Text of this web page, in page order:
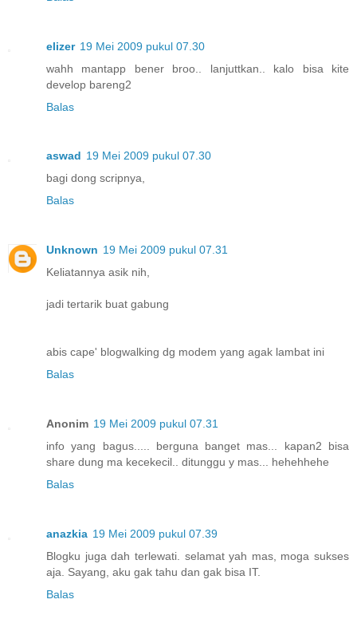
elizer 19 Mei 2009 pukul 07.30
wahh mantapp bener broo.. lanjuttkan.. kalo bisa kite
develop bareng2
Balas
aswad 19 Mei 2009 pukul 07.30
bagi dong scripnya,
Balas
Unknown 19 Mei 2009 pukul 07.31
Keliatannya asik nih,
jadi tertarik buat gabung
abis cape' blogwalking dg modem yang agak lambat ini
Balas
Anonim 19 Mei 2009 pukul 07.31
info yang bagus..... berguna banget mas... kapan2 bisa
share dung ma kecekecil.. ditunggu y mas... hehehhehe
Balas
anazkia 19 Mei 2009 pukul 07.39
Blogku juga dah terlewati. selamat yah mas, moga sukses
aja. Sayang, aku gak tahu dan gak bisa IT.
Balas